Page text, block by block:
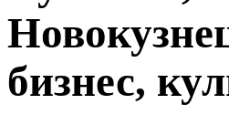
бизнес,